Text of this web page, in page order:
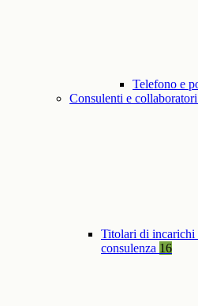
Telefono e
Consulenti e collaboratori
Titolari di incarichi
consulenza 16